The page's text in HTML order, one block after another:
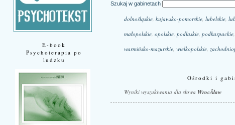
E-book
Psychoterapia po
ludzku
Szukaj w gabinetach
dolnośląskie, kujawsko-pomorskie, lubelskie,
małopolskie, opolskie, podlaskie, podkarpackie,
warmińsko-mazurskie, wielkopolskie,
Ośrodki i
Wyniki wyszukiwania dla słowa WrocÂław